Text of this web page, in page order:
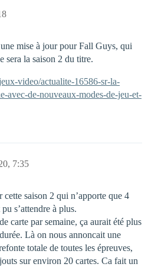
mise à jour pour Fall Guys, qui
sera la saison 2 du titre.
video/actualite-16586-sr-la-
avec-de-nouveaux-modes-de-jeu-et-
7:35
cette saison 2 qui n’apporte que 4
s’attendre à plus.
carte par semaine, ça aurait été plus
Là on nous annoncait une
totale de toutes les épreuves,
sur environ 20 cartes. Ca fait un